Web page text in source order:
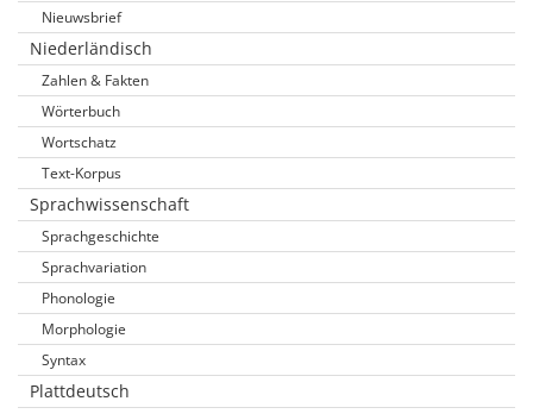
Nieuwsbrief
Niederländisch
Zahlen & Fakten
Wörterbuch
Wortschatz
Text-Korpus
Sprachwissenschaft
Sprachgeschichte
Sprachvariation
Phonologie
Morphologie
Syntax
Plattdeutsch